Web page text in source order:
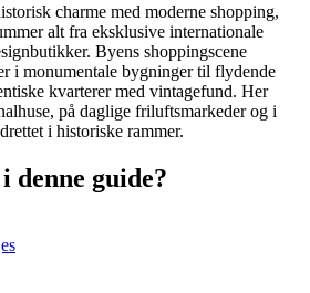
charme med moderne shopping,
alt fra eksklusive internationale
Byens shoppingscene
i monumentale bygninger til flydende
kvarterer med vintagefund. Her
på daglige friluftsmarkeder og i
i historiske rammer.
denne guide?